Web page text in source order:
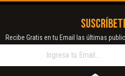
Recibe Gratis en tu Email las últimas